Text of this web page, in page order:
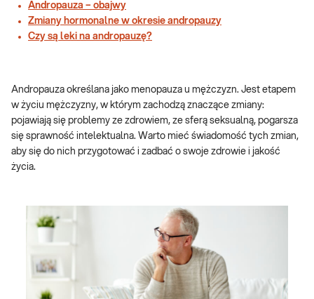
Andropauza – obajwy
Zmiany hormonalne w okresie andropauzy
Czy są leki na andropauzę?
Andropauza określana jako menopauza u mężczyzn. Jest etapem
w życiu mężczyzny, w którym zachodzą znaczące zmiany:
pojawiają się problemy ze zdrowiem, ze sferą seksualną, pogarsza
się sprawność intelektualna. Warto mieć świadomość tych zmian,
aby się do nich przygotować i zadbać o swoje zdrowie i jakość
życia.